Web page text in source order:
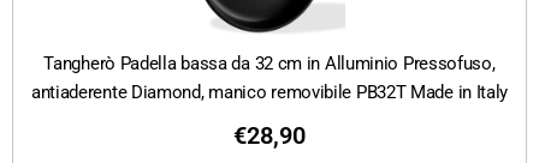
Tangherò Padella bassa da 32 cm in Alluminio Pressofuso,
antiaderente Diamond, manico removibile PB32T Made in Italy
€28,90